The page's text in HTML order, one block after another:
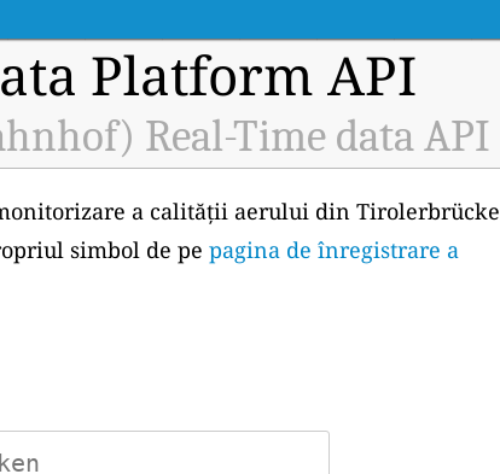
Platform API
Real-Time data API
a calității aerului din Tirolerbrücke
simbol de pe pagina de înregistrare a